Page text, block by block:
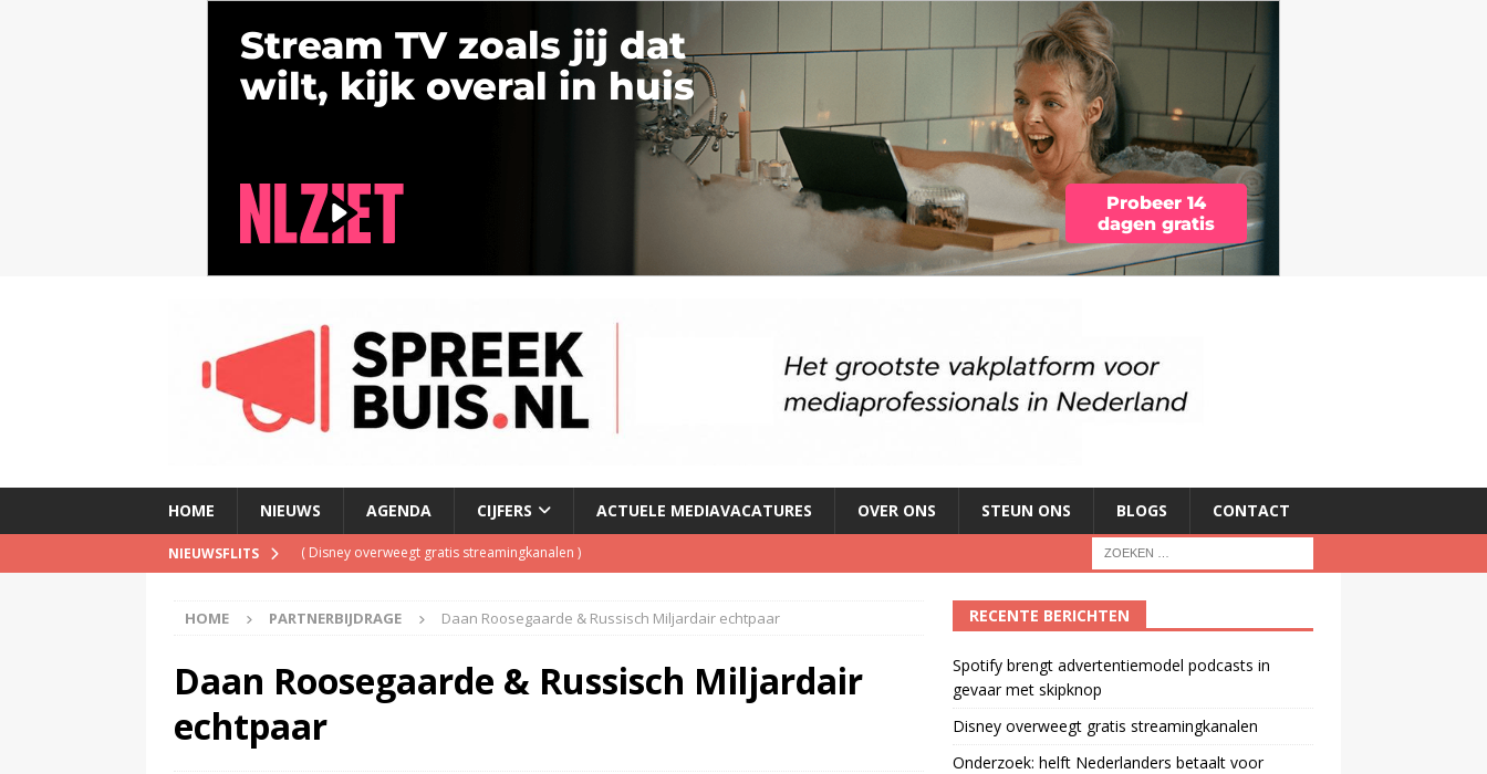
HOME NIEUWS AGENDA CIJFERS ACTUELE MEDIAVACATURES OVER ONS STEUN ONS BLOGS CONTACT
NIEUWSFLITS ( Disney overweegt gratis streamingkanalen )
(NPO Soul & Jazz stopt al per 1 september, goed voor besparing van bijna 250.000 euro
Patrick Kicken: Miljuschka Witzenhausen wil wel naast Mattie Valk iedere ochtend op Qmusic,
maar mag dat niet vanwege haar veiligheid
(Spotify brengt advertentiemodel podcasts in gevaar met skipknop
HOME PARTNERBIJDRAGE Daan Roosegaarde & Russisch Miljardair echtpaar
Daan Roosegaarde & Russisch Miljardair
echtpaar
RECENTE BERICHTEN
Spotify brengt advertentiemodel podcasts in
gevaar met skipknop
Disney overweegt gratis streamingkanalen
Onderzoek: helft Nederlanders betaalt voor